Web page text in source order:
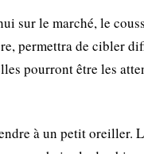
sur le marché, le
permettra de cibler
pourront être les
à un petit oreiller.